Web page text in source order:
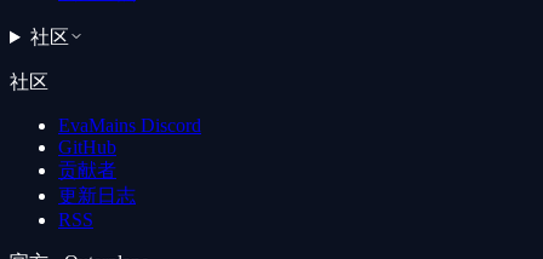
社区
社区
EvaMains Discord
GitHub
贡献者
更新日志
RSS